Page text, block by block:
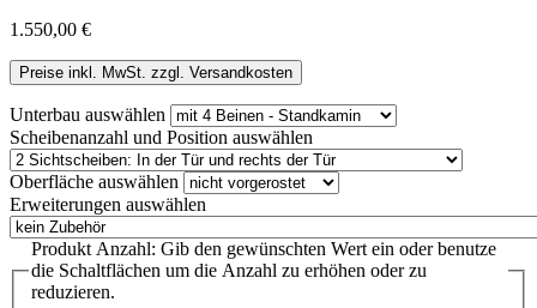
1.550,00 €
Preise inkl. MwSt. zzgl. Versandkosten
Unterbau auswählen
Scheibenanzahl und Position auswählen
Oberfläche auswählen
Erweiterungen auswählen
Produkt Anzahl: Gib den gewünschten Wert ein oder benutze
die Schaltflächen um die Anzahl zu erhöhen oder zu
reduzieren.